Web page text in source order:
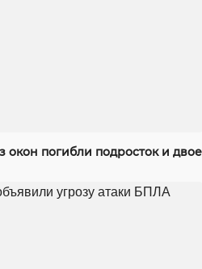
окон погибли подросток и двое